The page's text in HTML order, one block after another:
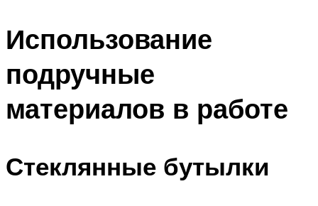
Использование
подручные
материалов в работе
Стеклянные бутылки